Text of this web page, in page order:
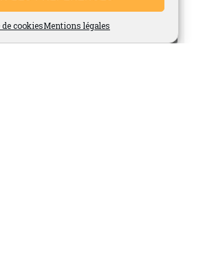
cookiesMentions légales